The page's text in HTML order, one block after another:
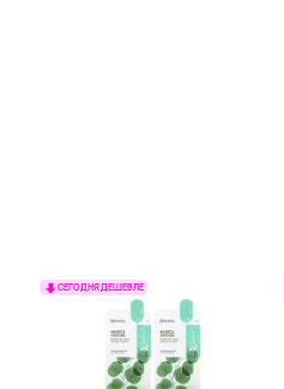
СЕГОДНЯ ДЕШЕВЛЕ